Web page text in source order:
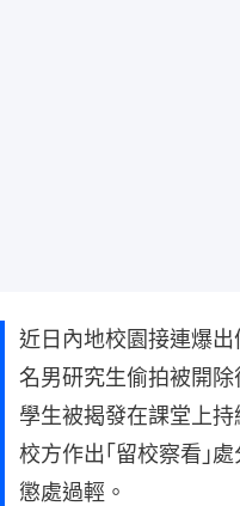
近日內地校園接連爆
名男研究生偷拍被開
學生被揭發在課堂上
校方作出｢留校察看｣
懲處過輕。